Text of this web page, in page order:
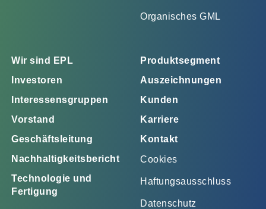
Organisches GML
Wir sind EPL
Investoren
Interessensgruppen
Vorstand
Geschäftsleitung
Nachhaltigkeitsbericht
Technologie und
Fertigung
Produktsegment
Auszeichnungen
Kunden
Karriere
Kontakt
Cookies
Haftungsausschluss
Datenschutz